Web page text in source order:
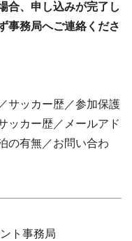
合、申し込みが完了し
事務局へご連絡くださ
サッカー歴／参加保護
ッカー歴／メールアド
の有無／お問い合わ
ト事務局